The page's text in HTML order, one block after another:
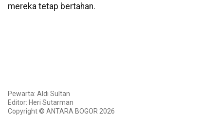
mereka tetap bertahan.
Pewarta: Aldi Sultan
Editor: Heri Sutarman
Copyright © ANTARA BOGOR 2026